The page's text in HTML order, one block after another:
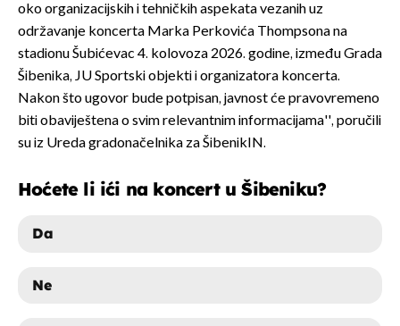
oko organizacijskih i tehničkih aspekata vezanih uz
održavanje koncerta Marka Perkovića Thompsona na
stadionu Šubićevac 4. kolovoza 2026. godine, između Grada
Šibenika, JU Sportski objekti i organizatora koncerta.
Nakon što ugovor bude potpisan, javnost će pravovremeno
biti obaviještena o svim relevantnim informacijama'', poručili
su iz Ureda gradonačelnika za ŠibenikIN.
Hoćete li ići na koncert u Šibeniku?
Da
Ne